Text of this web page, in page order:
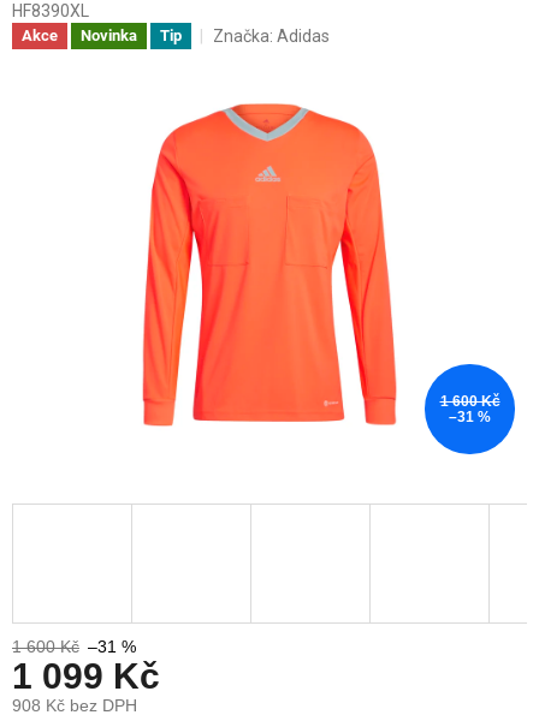
HF8390XL
Akce Novinka Tip Značka: Adidas
1 600 Kč
–31 %
1 600 Kč –31 %
1 099 Kč
908 Kč bez DPH